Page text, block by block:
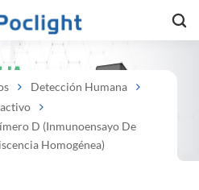
Detección Humana
D (inmunoensayo De
Homogénea)